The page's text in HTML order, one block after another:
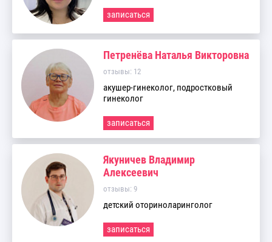
записаться
Петренёва Наталья Викторовна
отзывы: 12
акушер-гинеколог, подростковый
гинеколог
записаться
Якуничев Владимир
Алексеевич
отзывы: 9
детский оториноларинголог
записаться